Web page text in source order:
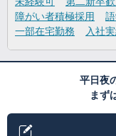
障がい者積極採用
一部在宅勤務
入社
平日夜
まず